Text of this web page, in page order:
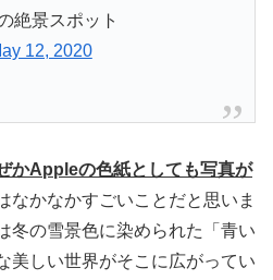
絶景スポット
12, 2020
かAppleの色紙としても写真が
なかなかすごいことだと思いま
冬の雪景色に染められた「青い
美しい世界がそこに広がってい